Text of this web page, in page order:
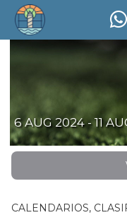
Padel For
6 AUG 2024 - 11
CALENDARIOS,